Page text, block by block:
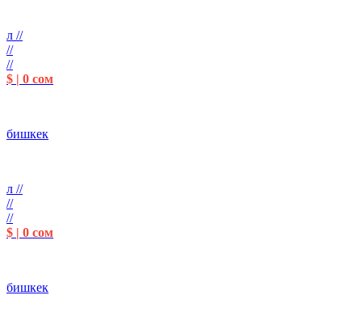
л //
//
//
$ | 0 сом
бишкек
л //
//
//
$ | 0 сом
бишкек